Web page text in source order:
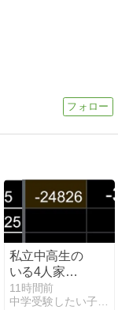
私立中高生の
いる4人家族
の家計簿。赤
字ラッシュの
11時間前
中学受験したい子供が2人います